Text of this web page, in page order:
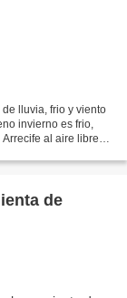
lluvia, frio y viento
invierno es frio,
al aire libre
de